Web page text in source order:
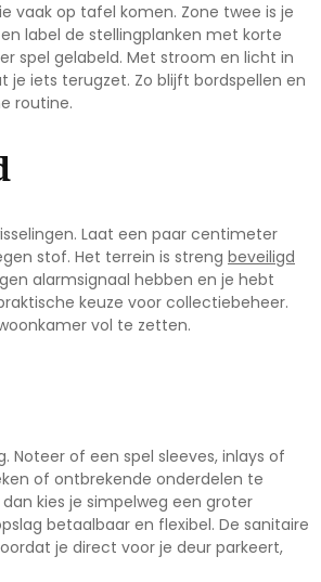
vaak op tafel komen. Zone twee is je
label de stellingplanken met korte
spel gelabeld. Met stroom en licht in
je iets terugzet. Zo blijft bordspellen en
routine.
Laat een paar centimeter
stof. Het terrein is streng beveiligd
alarmsignaal hebben en je hebt
keuze voor collectiebeheer.
vol te zetten.
of een spel sleeves, inlays of
of ontbrekende onderdelen te
kies je simpelweg een groter
betaalbaar en flexibel. De sanitaire
je direct voor je deur parkeert,